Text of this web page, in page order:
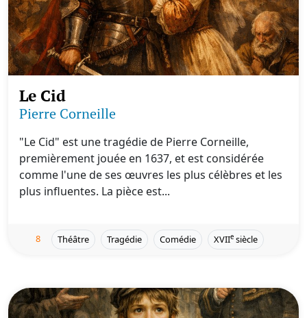
Le Cid
Pierre Corneille
"Le Cid" est une tragédie de Pierre Corneille,
premièrement jouée en 1637, et est considérée
comme l'une de ses œuvres les plus célèbres et les
plus influentes. La pièce est...
8 Théâtre Tragédie Comédie XVIIe siècle